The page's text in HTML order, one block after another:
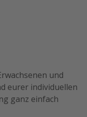
und
eurer individuellen
ganz einfach